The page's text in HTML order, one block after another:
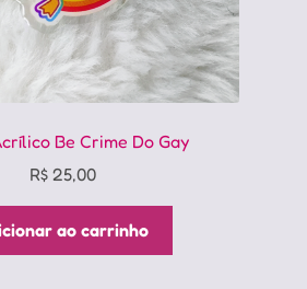
Be Crime Do Gay
R$25,00
ao carrinho